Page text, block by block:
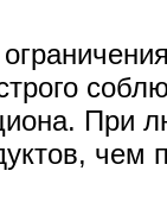
При
чем